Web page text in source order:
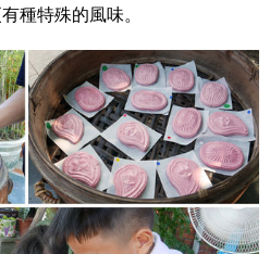
種特殊的風味。